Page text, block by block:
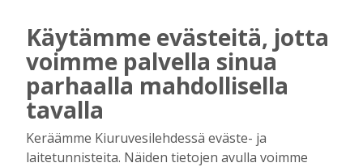
AIEMMIN AIHEESTA
Uuden televisiosarjan kuvauksissa käy
hyörinä – Katso kuvista, miltä
kuvauspaikalla Kiuruveden keskustassa
näyttää
Tilaajille
Käytämme evästeitä, jotta
voimme palvella sinua
parhaalla mahdollisella
tavalla
Keräämme Kiuruvesilehdessä eväste- ja
laitetunnisteita. Näiden tietojen avulla voimme